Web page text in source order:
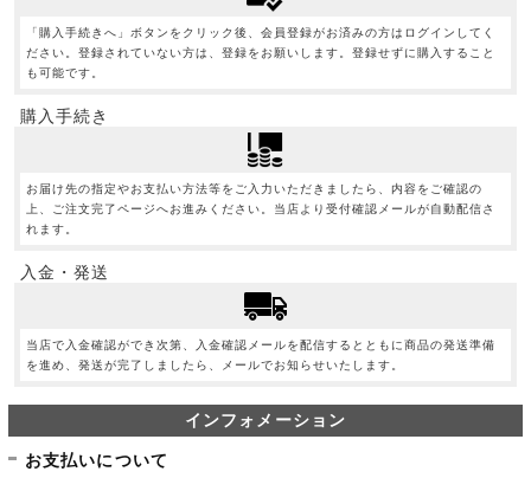
「購入手続きへ」ボタンをクリック後、会員登録がお済みの方はログインしてく
ださい。登録されていない方は、登録をお願いします。登録せずに購入すること
も可能です。
購入手続き
お届け先の指定やお支払い方法等をご入力いただきましたら、内容をご確認の
上、ご注文完了ページへお進みください。当店より受付確認メールが自動配信さ
れます。
入金・発送
当店で入金確認ができ次第、入金確認メールを配信するとともに商品の発送準備
を進め、発送が完了しましたら、メールでお知らせいたします。
インフォメーション
お支払いについて